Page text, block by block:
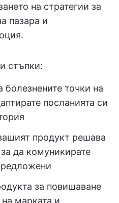
на стратегии за
пазара и
стъпки:
точки на
посланията си
продукт решава
да комуникирате
за повишаване
марката и